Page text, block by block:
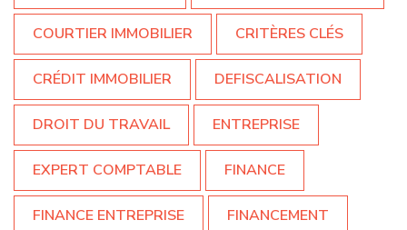
COURTIER IMMOBILIER CRITÈRES CLÉS
CRÉDIT IMMOBILIER DEFISCALISATION
DROIT DU TRAVAIL ENTREPRISE
EXPERT COMPTABLE FINANCE
FINANCE ENTREPRISE FINANCEMENT